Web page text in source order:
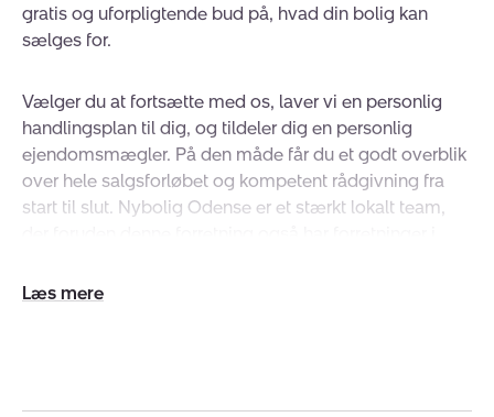
gratis og uforpligtende bud på, hvad din bolig kan
sælges for.
Vælger du at fortsætte med os, laver vi en personlig
handlingsplan til dig, og tildeler dig en personlig
ejendomsmægler. På den måde får du et godt overblik
over hele salgsforløbet og kompetent rådgivning fra
start til slut. Nybolig Odense er et stærkt lokalt team,
Centrum. Forretningerne ligger geografisk centralt